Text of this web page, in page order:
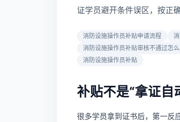
证学员避开条件误区，按正
消防设施操作员补贴申请流程
消防设施操作员补贴审核不通过怎
消防设施操作员补贴
补贴不是“拿证自
很多学员拿到证书后，第一反